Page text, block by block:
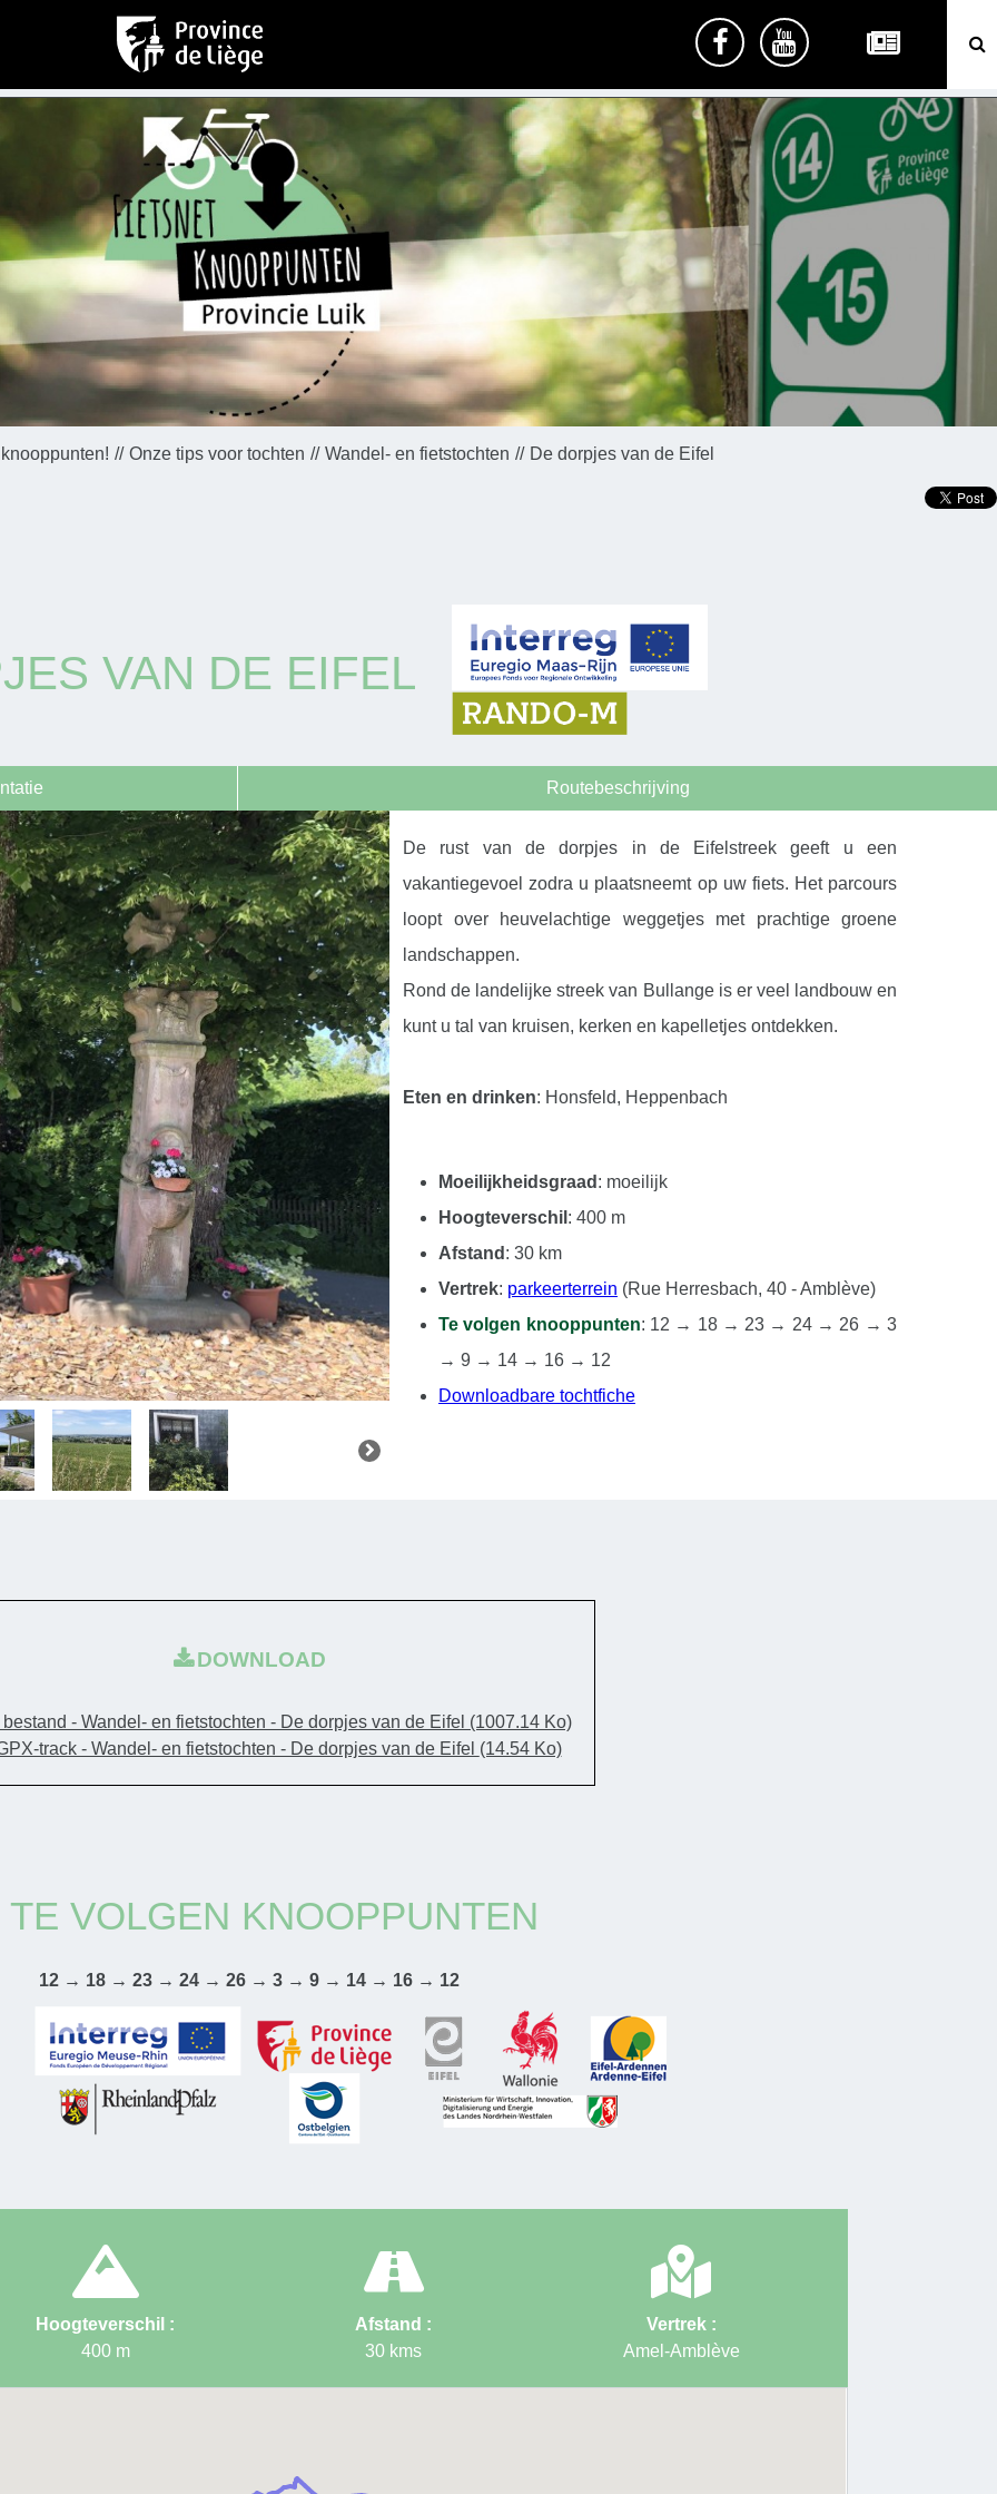
Onze tips voor tochten Wandel- en fietstochten De dorpjes van de Eifel
VAN DE EIFEL
Routebeschrijving
De rust van de dorpjes in de Eifelstreek geeft u een
vakantiegevoel zodra u plaatsneemt op uw fiets. Het parcours
loopt over heuvelachtige weggetjes met prachtige groene
landschappen.
Rond de landelijke streek van Bullange is er veel landbouw en
kunt u tal van kruisen, kerken en kapelletjes ontdekken.
Eten en drinken: Honsfeld, Heppenbach
Moeilijkheidsgraad : moeilijk
Hoogteverschil : 400 m
Afstand : 30 km
Vertrek: parkeerterrein (Rue Herresbach, 40 - Amblève)
Te volgen knooppunten: 12 → 18 → 23 → 24 → 26 → 3
→ 9 → 14 → 16 → 12
Downloadbare tochtfiche
DOWNLOAD
- Wandel- en fietstochten - De dorpjes van de Eifel (1007.14 Ko)
track - Wandel- en fietstochten - De dorpjes van de Eifel (14.54 Ko)
TE VOLGEN KNOOPPUNTEN
12 → 18 → 23 → 24 → 26 → 3 → 9 → 14 → 16 → 12
Hoogteverschil :
400 m
Afstand :
30 kms
Vertrek :
Amel-Amblève